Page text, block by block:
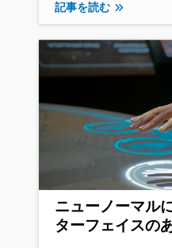
記事を読む
ニューノーマル
ターフェイスの